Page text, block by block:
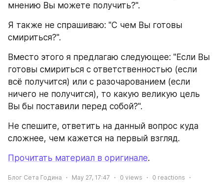
мнению Вы можете получить?".
Я также не спрашиваю: "С чем Вы готовы
смириться?".
Вместо этого я предлагаю следующее: "Если Вы
готовы смириться с ответственностью (если
всё получится) или с разочарованием (если
ничего не получится), то какую великую цель
Вы бы поставили перед собой?".
Не спешите, ответить на данный вопрос куда
сложнее, чем кажется на первый взгляд.
Прочитать материал в оригинале.
Блог Сета Година May 27, 17:47 0 views 0 reactions